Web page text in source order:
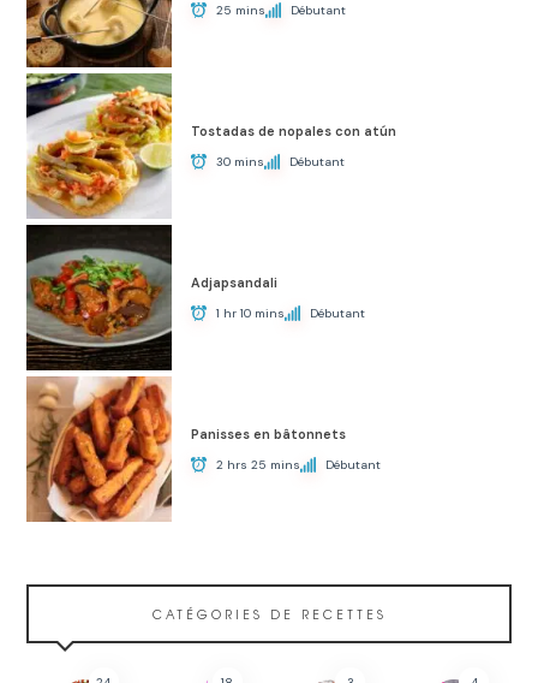
25 mins Débutant
Tostadas de nopales con atún
30 mins Débutant
Adjapsandali
1 hr 10 mins Débutant
Panisses en bâtonnets
2 hrs 25 mins Débutant
CATÉGORIES DE RECETTES